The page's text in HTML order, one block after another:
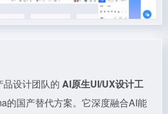
设计团队的 AI原生UI/UX设计工
的国产替代方案。它深度融合AI能